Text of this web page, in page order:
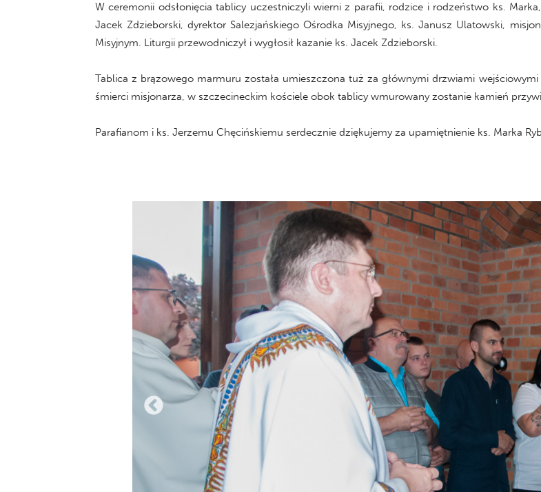
W ceremonii odsłonięcia tablicy uczestniczyli wierni z parafii, rodzice i rodzeństwo ks.
Jacek Zdzieborski, dyrektor Salezjańskiego Ośrodka Misyjnego, ks. Janusz Ulatowski,
Misyjnym. Liturgii przewodniczył i wygłosił kazanie ks. Jacek Zdzieborski.
Tablica z brązowego marmuru została umieszczona tuż za głównymi drzwiami
śmierci misjonarza, w szczecineckim kościele obok tablicy wmurowany zostanie kamień
Parafianom i ks. Jerzemu Chęcińskiemu serdecznie dziękujemy za upamiętnienie ks. Marka